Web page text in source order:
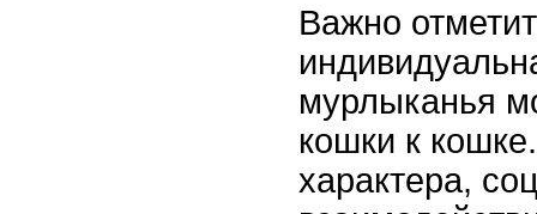
Важно
мурлыканья
кошки к
характера,